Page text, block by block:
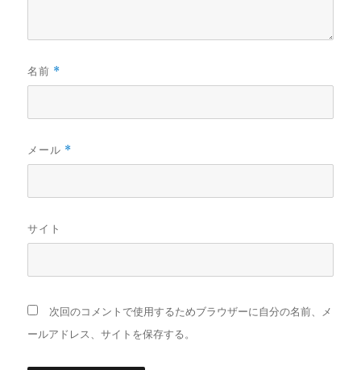
名前 *
メール *
サイト
次回のコメントで使用するためブラウザーに自分の名前、メ
ールアドレス、サイトを保存する。